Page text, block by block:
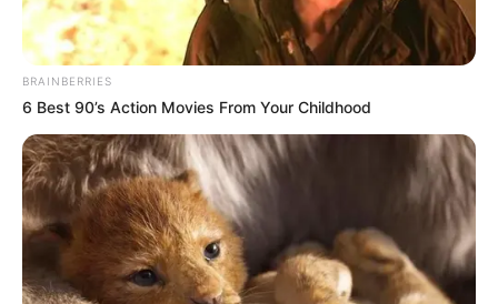
BRAINBERRIES
6 Best 90’s Action Movies From Your Childhood